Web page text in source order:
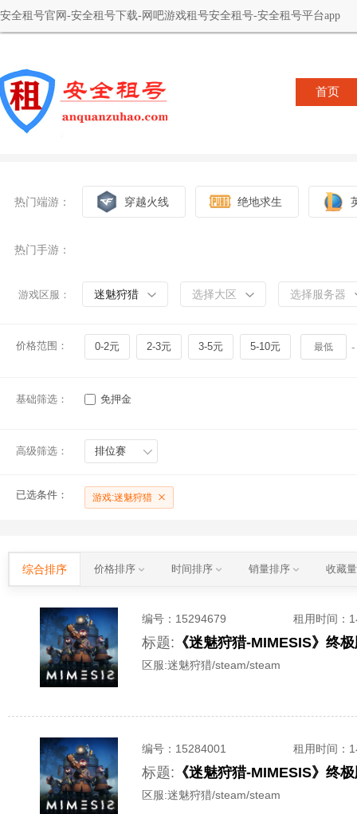
安全租号官网-安全租号下载-网吧游戏租号安全租号-安全租号平台app
首页
热门端游： 穿越火线 绝地求生
热门手游：
游戏区服： 迷魅狩猎 选择大区 选择服务器
价格范围： 0-2元 2-3元 3-5元 5-10元 -
基础筛选： 免押金
高级筛选： 排位赛
已选条件： 游戏:迷魅狩猎
综合排序 价格排序 时间排序 销量排序 收藏
编号： 15294679 租用时间 ：
标题: 《迷魅狩猎-MIMESIS》终
区服:迷魅狩猎/steam/steam
编号： 15284001 租用时间 ：
标题:
区服:迷魅狩猎/steam/steam